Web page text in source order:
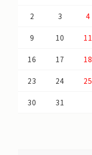
2 3 4
9 10 11
16 17 18
23 24 25
30 31